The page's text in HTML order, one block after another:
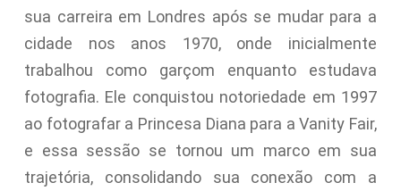
sua carreira em Londres após se mudar para a
cidade nos anos 1970, onde inicialmente
trabalhou como garçom enquanto estudava
fotografia. Ele conquistou notoriedade em 1997
ao fotografar a Princesa Diana para a Vanity Fair,
e essa sessão se tornou um marco em sua
trajetória, consolidando sua conexão com a